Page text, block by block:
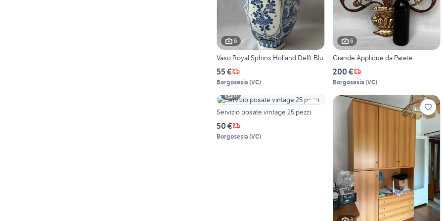
6
Vaso Royal Sphinx Holland Delft Blu
55 €
Borgosesia (VC)
6
Grande Applique da Parete
200 €
Borgosesia (VC)
6
Servizio posate vintage 25 pezzi
50 €
Borgosesia (VC)